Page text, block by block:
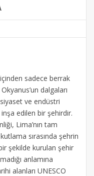
sadece berrak
dalgaları
ve endüstri
edilen bir şehirdir.
Lima’nın tam
sırasında şehrin
şekilde kurulan şehir
anlamına
alanları UNESCO